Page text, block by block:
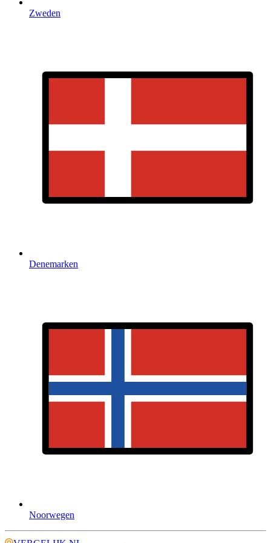
Zweden
Denemarken
Noorwegen